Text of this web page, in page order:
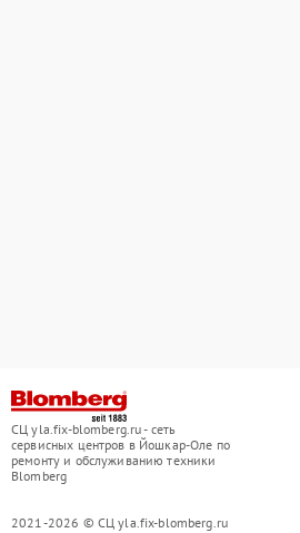
СЦ yla.fix-blomberg.ru - сеть
сервисных центров в Йошкар-Оле по
ремонту и обслуживанию техники
Blomberg
2021-2026 © СЦ yla.fix-blomberg.ru